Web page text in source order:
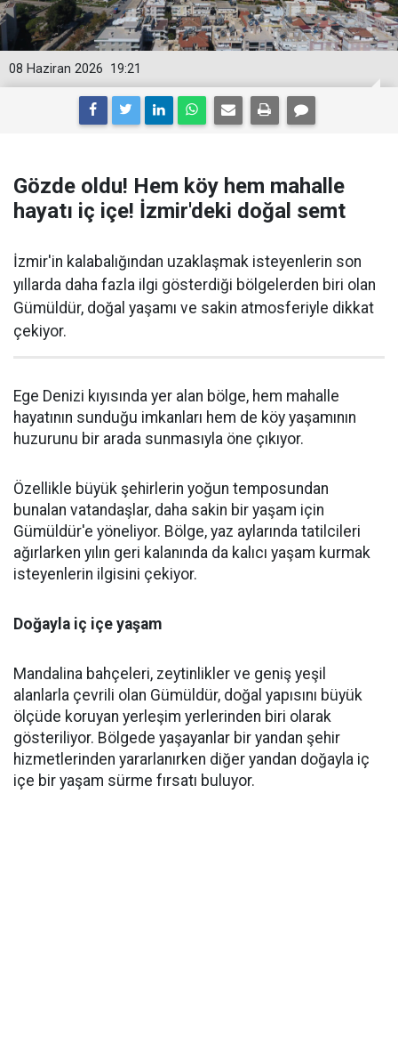
19:21
08 Haziran 2026
Gözde oldu! Hem köy hem mahalle
hayatı iç içe! İzmir'deki doğal semt
İzmir'in kalabalığından uzaklaşmak isteyenlerin son
yıllarda daha fazla ilgi gösterdiği bölgelerden biri olan
Gümüldür, doğal yaşamı ve sakin atmosferiyle dikkat
çekiyor.
Ege Denizi kıyısında yer alan bölge, hem mahalle
hayatının sunduğu imkanları hem de köy yaşamının
huzurunu bir arada sunmasıyla öne çıkıyor.
Özellikle büyük şehirlerin yoğun temposundan
bunalan vatandaşlar, daha sakin bir yaşam için
Gümüldür'e yöneliyor. Bölge, yaz aylarında tatilcileri
ağırlarken yılın geri kalanında da kalıcı yaşam kurmak
isteyenlerin ilgisini çekiyor.
Doğayla iç içe yaşam
Mandalina bahçeleri, zeytinlikler ve geniş yeşil
alanlarla çevrili olan Gümüldür, doğal yapısını büyük
ölçüde koruyan yerleşim yerlerinden biri olarak
gösteriliyor. Bölgede yaşayanlar bir yandan şehir
hizmetlerinden yararlanırken diğer yandan doğayla iç
içe bir yaşam sürme fırsatı buluyor.